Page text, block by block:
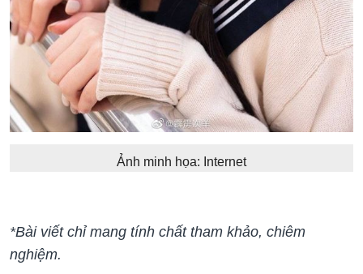
Ảnh minh họa: Internet
*Bài viết chỉ mang tính chất tham khảo, chiêm
nghiệm.